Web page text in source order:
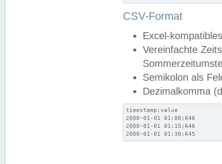
CSV-Format
Excel-
Vereinfachte
Semikolon als
Dezimalkomma
timestamp;value
2000-01-01 01:00;646
2000-01-01 01:15;646
2000-01-01 01:30;645